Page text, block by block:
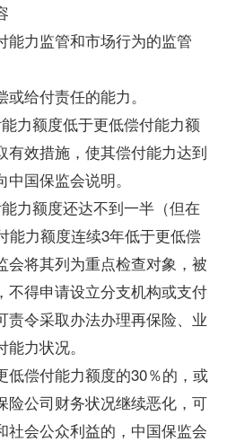
力监管和市场行为的监管
给付责任的能力。
额度低于更低偿付能力额
有效措施，使其偿付能力达到
国保监会说明。
额度还达不到一半（但在
能力额度连续3年低于更低偿
会将其列为重点检查对象，被
不得申请设立分支机构或支付
责令采取办法办理再保险、业
力状况。
偿付能力额度的30％的，或
险公司财务状况继续恶化，可
社会公众利益的，中国保监会